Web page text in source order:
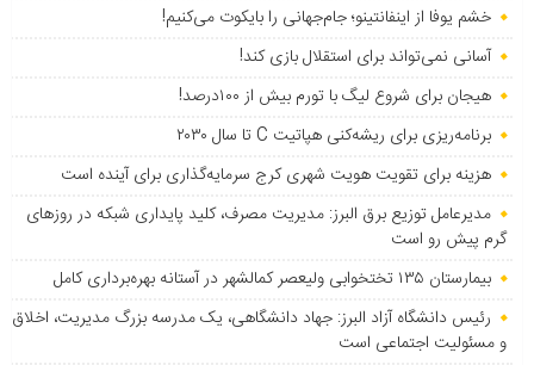
خشم یوفا از اینفانتینو؛ جام‌جهانی را بایکوت می‌کنیم!
آسانی نمی‌تواند برای استقلال بازی کند!
هیجان برای شروع لیگ با تورم بیش از ۱۰۰درصد!
برنامه‌ریزی برای ریشه‌کنی هپاتیت C تا سال ۲۰۳۰
هزینه برای تقویت هویت شهری کرج سرمایه‌گذاری برای آینده است
مدیرعامل توزیع برق البرز: مدیریت مصرف، کلید پایداری شبکه در روزهای
گرم پیش رو است
بیمارستان ۱۳۵ تختخوابی ولیعصر کمالشهر در آستانه بهره‌برداری کامل
رئیس دانشگاه آزاد البرز: جهاد دانشگاهی، یک مدرسه بزرگ مدیریت، اخلاق
و مسئولیت اجتماعی است